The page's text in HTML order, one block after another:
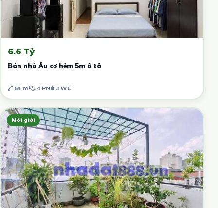
6.6 Tỷ
Bán nhà Âu cơ hẻm 5m ô tô
64 m² 4 PN 3 WC
Môi giới